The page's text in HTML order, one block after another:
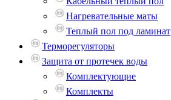
Нагревательные маты
Теплый пол под ламинат
Терморегуляторы
Защита от протечек воды
Комплектующие
Комплекты